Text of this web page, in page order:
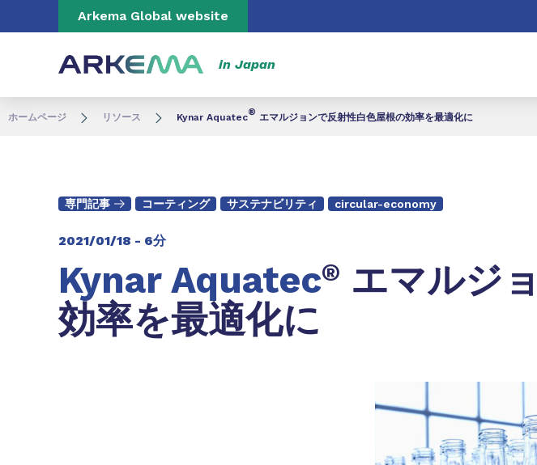
Go to content Go to navigation
Arkema Global website
in Japan
ホームページ リソース Kynar Aquatec® エマルジョンで反射性白色屋根の効率を最適化に
専門記事 コーティング サステナビリティ circular-economy
2021/01/18 - 6分
Kynar Aquatec® エマルジ
効率を最適化に